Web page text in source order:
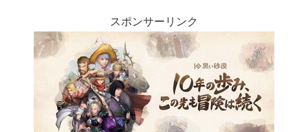
スポンサーリンク